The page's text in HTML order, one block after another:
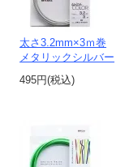
太さ3.2mm×3ｍ巻
メタリックシルバー
495円(税込)